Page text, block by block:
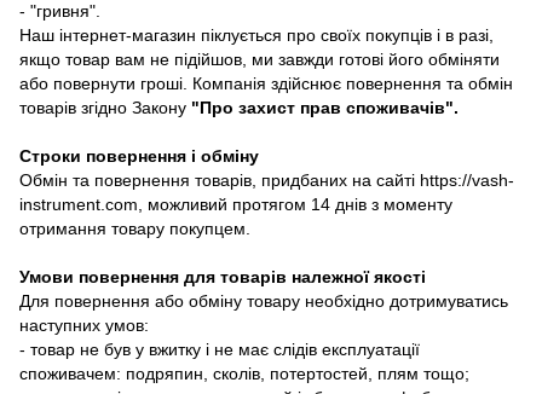
- "гривня".
Наш інтернет-магазин піклується про своїх покупців і в разі,
якщо товар вам не підійшов, ми завжди готові його обміняти
або повернути гроші. Компанія здійснює повернення та обмін
товарів згідно Закону "Про захист прав споживачів".
Строки повернення і обміну
Обмін та повернення товарів, придбаних на сайті https://vash-
instrument.com, можливий протягом 14 днів з моменту
отримання товару покупцем.
Умови повернення для товарів належної якості
Для повернення або обміну товару необхідно дотримуватись
наступних умов:
- товар не був у вжитку і не має слідів експлуатації
споживачем: подряпин, сколів, потертостей, плям тощо;